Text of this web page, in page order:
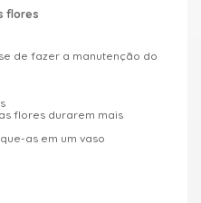
flores
de fazer a manutenção do
flores durarem mais
as em um vaso